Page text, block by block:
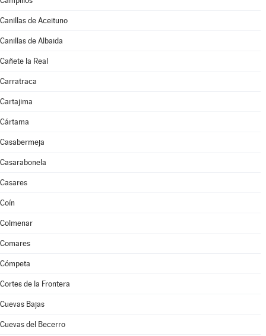
Canillas de Aceituno
Canillas de Albaida
Cañete la Real
Carratraca
Cartajima
Cártama
Casabermeja
Casarabonela
Casares
Coín
Colmenar
Comares
Cómpeta
Cortes de la Frontera
Cuevas Bajas
Cuevas del Becerro